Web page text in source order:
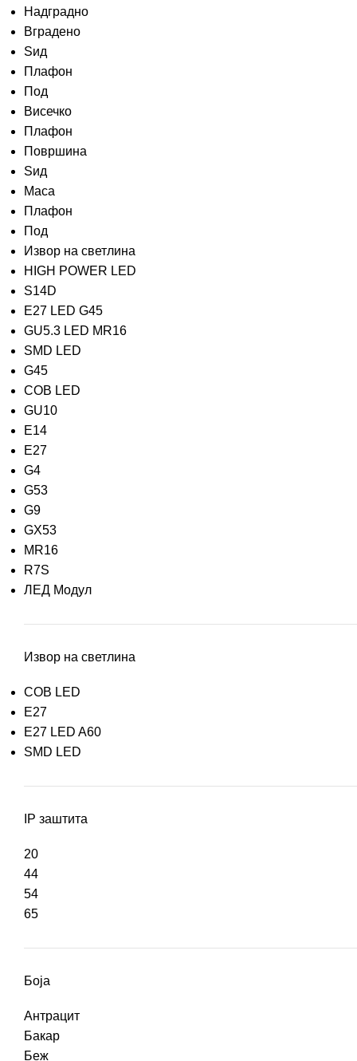
Надградно
Вградено
Ѕид
Плафон
Под
Висечко
Плафон
Површина
Ѕид
Маса
Плафон
Под
Извор на светлина
HIGH POWER LED
S14D
E27 LED G45
GU5.3 LED MR16
SMD LED
G45
COB LED
GU10
E14
E27
G4
G53
G9
GX53
MR16
R7S
ЛЕД Модул
Извор на светлина
COB LED
E27
E27 LED A60
SMD LED
IP заштита
20
44
54
65
Боја
Антрацит
Бакар
Беж